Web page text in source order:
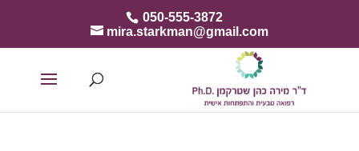
050-555-3872
mira.starkman@gmail.com